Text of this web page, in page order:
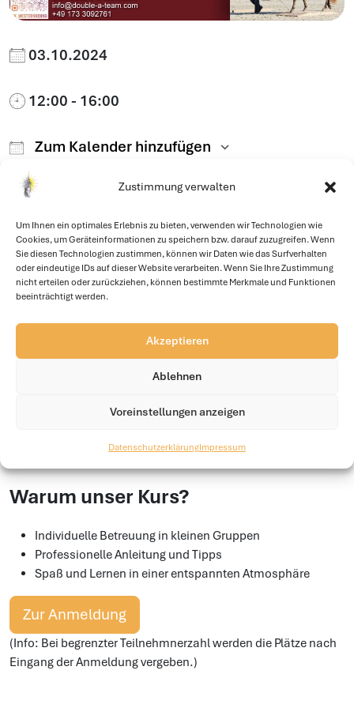
Zustimmung verwalten
Um Ihnen ein optimales Erlebnis zu bieten, verwenden wir Technologien wie
Cookies, um Geräteinformationen zu speichern bzw. darauf zuzugreifen. Wenn
Sie diesen Technologien zustimmen, können wir Daten wie das Surfverhalten
oder eindeutige IDs auf dieser Website verarbeiten. Wenn Sie Ihre Zustimmung
nicht erteilen oder zurückziehen, können bestimmte Merkmale und Funktionen
beeinträchtigt werden.
Akzeptieren
Ablehnen
Voreinstellungen anzeigen
DatenschutzerklärungImpressum
03.10.2024
12:00 - 16:00
Zum Kalender hinzufügen
#_LOCATIONMAP{100%,0}
Preis: 100€ für 2 Einheiten
Zusätzliche Anlagennutzung: + 10€
Teilnehmer: In kleinen Gruppen zu zweit oder zu dritt, je nach
Ort:
Sonnenhof, Villingerstr. 9, 78073 Bad Dürrheim-
Hilfengebung zu schulen sowie gymnastizierte Übungen zu
Warum unser Kurs?
Individuelle Betreuung in kleinen Gruppen
Professionelle Anleitung und Tipps
Spaß und Lernen in einer entspannten Atmosphäre
Zur Anmeldung
(Info: Bei begrenzter Teilnehmnerzahl werden die Plätze nach
Eingang der Anmeldung vergeben.)